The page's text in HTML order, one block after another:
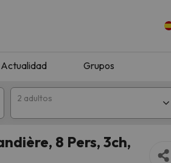
Actualidad Grupos
2 adultos
8 Pers, 3ch,